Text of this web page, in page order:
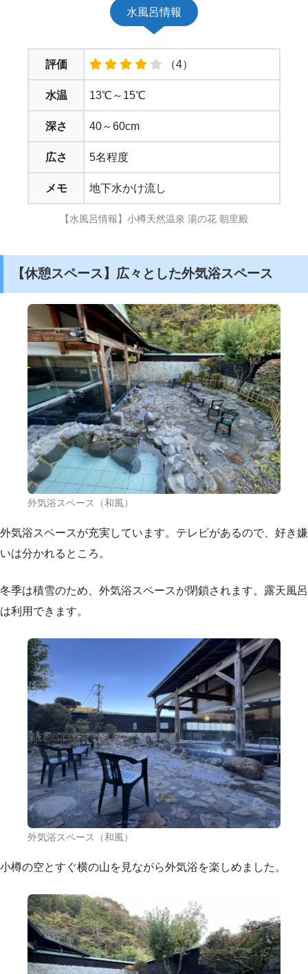
水風呂情報
評価 （4）
水温 13℃～15℃
深さ 40～60cm
広さ 5名程度
メモ 地下水かけ流し
【水風呂情報】小樽天然温泉 湯の花 朝里殿
【休憩スペース】広々とした外気浴スペース
外気浴スペース（和風）
外気浴スペースが充実しています。テレビがあるので、好き嫌
いは分かれるところ。
冬季は積雪のため、外気浴スペースが閉鎖されます。露天風呂
は利用できます。
外気浴スペース（和風）
小樽の空とすぐ横の山を見ながら外気浴を楽しめました。